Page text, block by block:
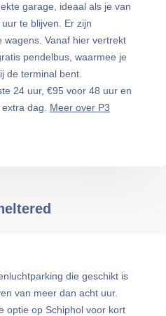
garage, ideaal als je van
te blijven. Er zijn
wagens. Vanaf hier vertrekt
pendelbus, waarmee je
de terminal bent.
24 uur, €95 voor 48 uur en
dag. Meer over P3
die geschikt is
van meer dan acht uur.
optie op Schiphol voor kort